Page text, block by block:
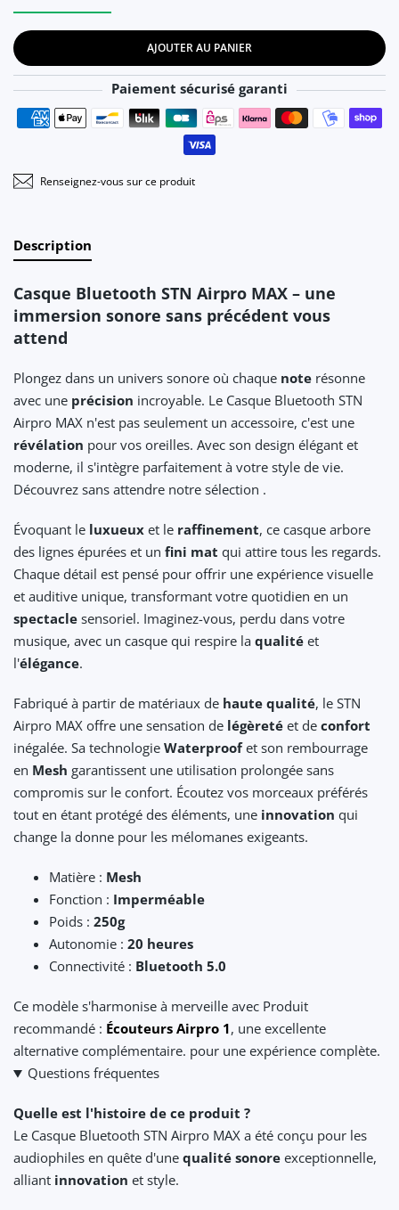
AJOUTER AU PANIER
Paiement sécurisé garanti
Moyens de paiement
Renseignez-vous sur ce produit
Description
Casque Bluetooth STN Airpro MAX – une
immersion sonore sans précédent vous
attend
Plongez dans un univers sonore où chaque note résonne
avec une précision incroyable. Le Casque Bluetooth STN
Airpro MAX n'est pas seulement un accessoire, c'est une
révélation pour vos oreilles. Avec son design élégant et
moderne, il s'intègre parfaitement à votre style de vie.
Découvrez sans attendre notre sélection .
Évoquant le luxueux et le raffinement, ce casque arbore
des lignes épurées et un fini mat qui attire tous les regards.
Chaque détail est pensé pour offrir une expérience visuelle
et auditive unique, transformant votre quotidien en un
spectacle sensoriel. Imaginez-vous, perdu dans votre
musique, avec un casque qui respire la qualité et
l'élégance.
Fabriqué à partir de matériaux de haute qualité, le STN
Airpro MAX offre une sensation de légèreté et de confort
inégalée. Sa technologie Waterproofet son rembourrage
en Mesh garantissent une utilisation prolongée sans
compromis sur le confort. Écoutez vos morceaux préférés
tout en étant protégé des éléments, une innovation qui
change la donne pour les mélomanes exigeants.
Matière : Mesh
Fonction : Imperméable
Poids : 250g
Autonomie : 20 heures
Connectivité : Bluetooth 5.0
Ce modèle s'harmonise à merveille avec Produit
recommandé : Écouteurs Airpro 1, une excellente
alternative complémentaire. pour une expérience complète.
Questions fréquentes
Quelle est l'histoire de ce produit ?
Le Casque Bluetooth STN Airpro MAX a été conçu pour les
audiophiles en quête d'une qualité sonore exceptionnelle,
alliant innovation et style.